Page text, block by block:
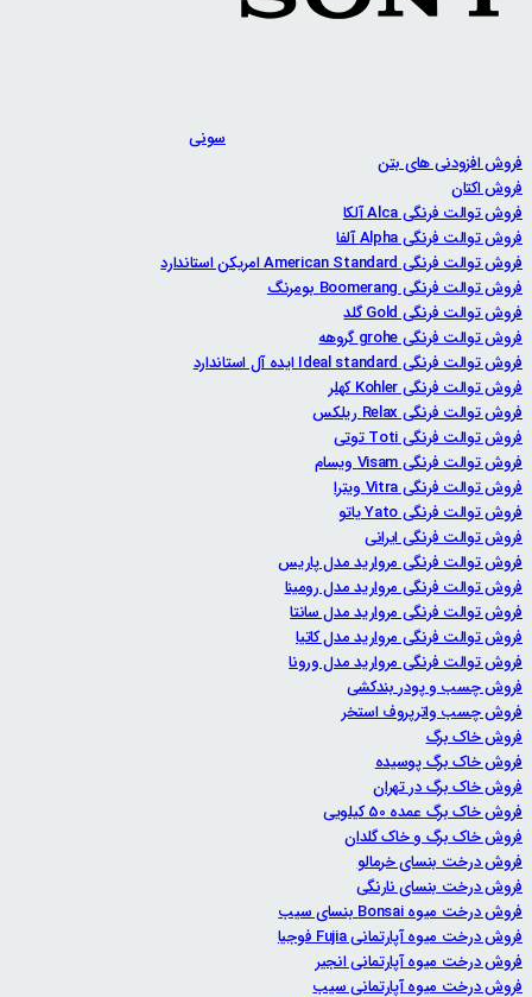
سونی
فروش افزودنی های بتن
فروش اکتان
فروش توالت فرنگی Alca آلکا
فروش توالت فرنگی Alpha آلفا
فروش توالت فرنگی American Standard امریکن استاندارد
فروش توالت فرنگی Boomerang بومرنگ
فروش توالت فرنگی Gold گلد
فروش توالت فرنگی grohe گروهه
فروش توالت فرنگی Ideal standard ایده آل استاندارد
فروش توالت فرنگی Kohler کهلر
فروش توالت فرنگی Relax ریلکس
فروش توالت فرنگی Toti توتی
فروش توالت فرنگی Visam ویسام
فروش توالت فرنگی Vitra ویترا
فروش توالت فرنگی Yato یاتو
فروش توالت فرنگی ایرانی
فروش توالت فرنگی مروارید مدل پاریس
فروش توالت فرنگی مروارید مدل رومینا
فروش توالت فرنگی مروارید مدل سانتا
فروش توالت فرنگی مروارید مدل کاتیا
فروش توالت فرنگی مروارید مدل ورونا
فروش چسب و پودر بندکشی
فروش چسب واترپروف استخر
فروش خاک برگ
فروش خاک برگ پوسیده
فروش خاک برگ در تهران
فروش خاک برگ عمده 50 کیلویی
فروش خاک برگ و خاک گلدان
فروش درخت بنسای خرمالو
فروش درخت بنسای نارنگی
فروش درخت میوه Bonsai بنسای سیب
فروش درخت میوه آپارتمانی Fujia فوجیا
فروش درخت میوه آپارتمانی انجیر
فروش درخت میوه آپارتمانی سیب